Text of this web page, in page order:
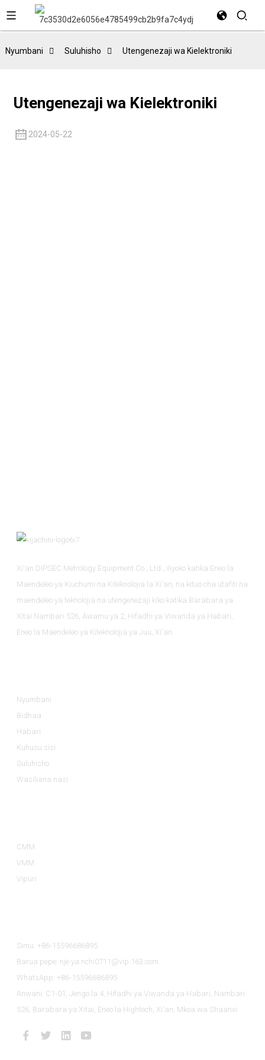
Nyumbani Suluhisho Utengenezaji wa Kielektroniki
Utengenezaji wa Kielektroniki
2024-05-22
Xi'an DIPSEC Metrology Equipment Co., Ltd., iliyoko katika Eneo la
Maendeleo ya Kiuchumi na Kiteknolojia la Xi'an, na kituo cha utafiti na
maendeleo ya teknolojia na utengenezaji kiko katika Barabara ya
Xitai Nambari 526, Awamu ya 2, Hifadhi ya Viwanda ya Habari,
Eneo la Maendeleo ya Kiteknolojia ya Juu, Xi'an.
Nyumbani
Bidhaa
Habari
Kuhusu sisi
Suluhisho
Wasiliana nasi
CMM
VMM
Vipuri
Simu: +86-15596686895
Barua pepe: nje ya nchi0711@vip.163.com
WhatsApp: +86-15596686895
Anwani: C1-01, Jengo la 4, Hifadhi ya Viwanda ya Habari, Nambari
526, Barabara ya Xitai, Eneo la Hightech, Xi'an, Mkoa wa Shaanxi